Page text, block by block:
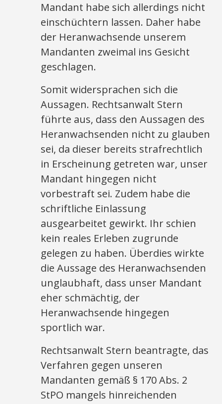
Mandant habe sich allerdings nicht
einschüchtern lassen. Daher habe
der Heranwachsende unserem
Mandanten zweimal ins Gesicht
geschlagen.
Somit widersprachen sich die
Aussagen. Rechtsanwalt Stern
führte aus, dass den Aussagen des
Heranwachsenden nicht zu glauben
sei, da dieser bereits strafrechtlich
in Erscheinung getreten war, unser
Mandant hingegen nicht
vorbestraft sei. Zudem habe die
schriftliche Einlassung
ausgearbeitet gewirkt. Ihr schien
kein reales Erleben zugrunde
gelegen zu haben. Überdies wirkte
die Aussage des Heranwachsenden
unglaubhaft, dass unser Mandant
eher schmächtig, der
Heranwachsende hingegen
sportlich war.
Rechtsanwalt Stern beantragte, das
Verfahren gegen unseren
Mandanten gemäß § 170 Abs. 2
StPO mangels hinreichenden